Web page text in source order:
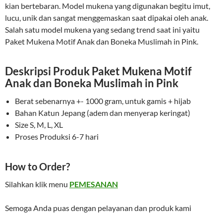
kian bertebaran. Model mukena yang digunakan begitu imut,
lucu, unik dan sangat menggemaskan saat dipakai oleh anak.
Salah satu model mukena yang sedang trend saat ini yaitu
Paket Mukena Motif Anak dan Boneka Muslimah in Pink.
Deskripsi Produk Paket Mukena Motif
Anak dan Boneka Muslimah in Pink
Berat sebenarnya +- 1000 gram, untuk gamis + hijab
Bahan Katun Jepang (adem dan menyerap keringat)
Size S, M, L, XL
Proses Produksi 6-7 hari
How to Order?
Silahkan klik menu PEMESANAN
Semoga Anda puas dengan pelayanan dan produk kami